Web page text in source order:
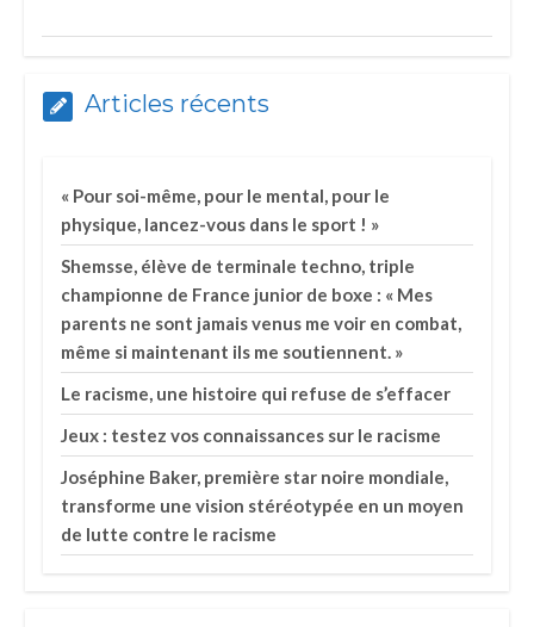
Articles récents
« Pour soi-même, pour le mental, pour le
physique, lancez-vous dans le sport ! »
Shemsse, élève de terminale techno, triple
championne de France junior de boxe : « Mes
parents ne sont jamais venus me voir en combat,
même si maintenant ils me soutiennent. »
Le racisme, une histoire qui refuse de s’effacer
Jeux : testez vos connaissances sur le racisme
Joséphine Baker, première star noire mondiale,
transforme une vision stéréotypée en un moyen
de lutte contre le racisme